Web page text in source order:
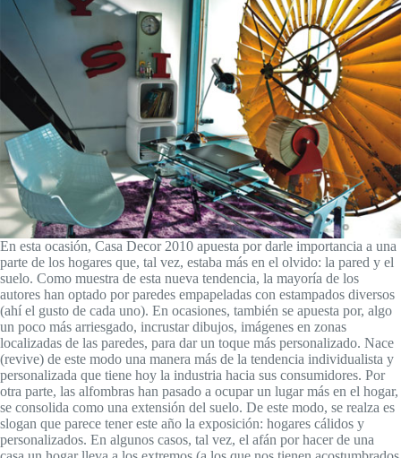
En esta ocasión, Casa Decor 2010 apuesta por darle importancia a una
parte de los hogares que, tal vez, estaba más en el olvido: la pared y el
suelo. Como muestra de esta nueva tendencia, la mayoría de los
autores han optado por paredes empapeladas con estampados diversos
(ahí el gusto de cada uno). En ocasiones, también se apuesta por, algo
un poco más arriesgado, incrustar dibujos, imágenes en zonas
localizadas de las paredes, para dar un toque más personalizado. Nace
(revive) de este modo una manera más de la tendencia individualista y
personalizada que tiene hoy la industria hacia sus consumidores. Por
otra parte, las alfombras han pasado a ocupar un lugar más en el hogar,
se consolida como una extensión del suelo. De este modo, se realza es
slogan que parece tener este año la exposición: hogares cálidos y
personalizados. En algunos casos, tal vez, el afán por hacer de una